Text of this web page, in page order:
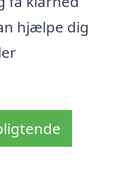
hjælpe dig